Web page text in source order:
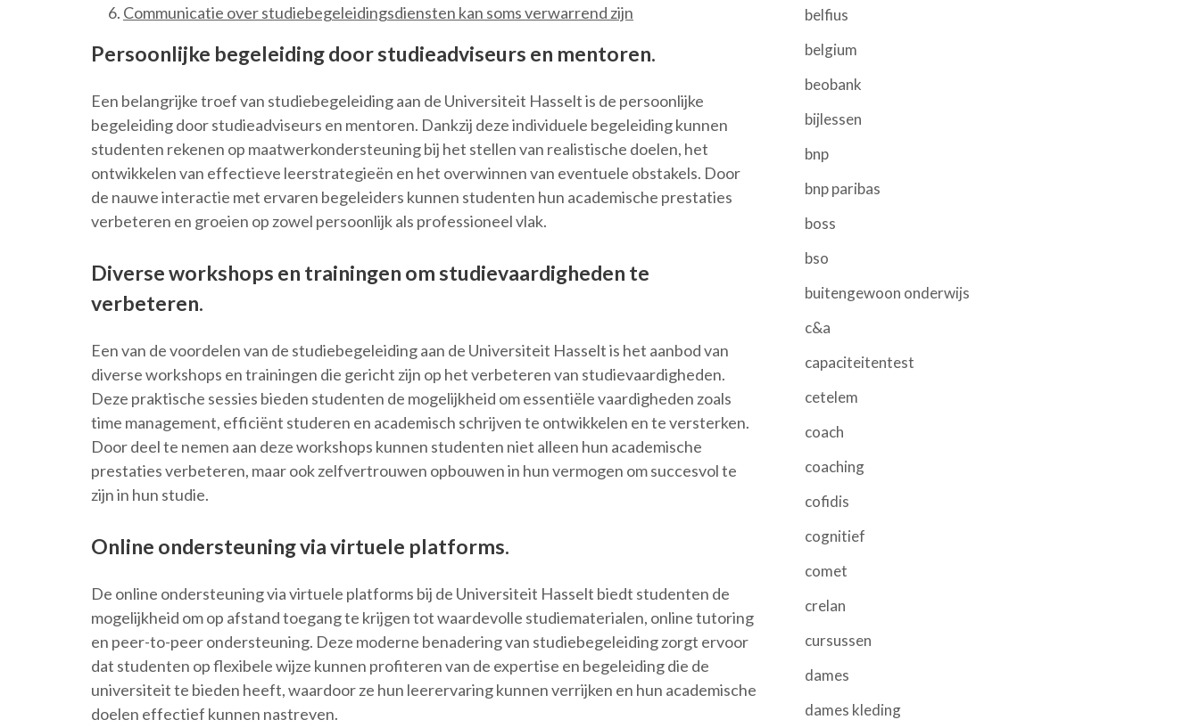
Communicatie over studiebegeleidingsdiensten kan soms verwarrend zijn
Persoonlijke begeleiding door studieadviseurs en mentoren.
Een belangrijke troef van studiebegeleiding aan de Universiteit Hasselt is de persoonlijke
begeleiding door studieadviseurs en mentoren. Dankzij deze individuele begeleiding kunnen
studenten rekenen op maatwerkondersteuning bij het stellen van realistische doelen, het
ontwikkelen van effectieve leerstrategieën en het overwinnen van eventuele obstakels. Door
de nauwe interactie met ervaren begeleiders kunnen studenten hun academische prestaties
verbeteren en groeien op zowel persoonlijk als professioneel vlak.
Diverse workshops en trainingen om studievaardigheden te
verbeteren.
Een van de voordelen van de studiebegeleiding aan de Universiteit Hasselt is het aanbod van
diverse workshops en trainingen die gericht zijn op het verbeteren van studievaardigheden.
Deze praktische sessies bieden studenten de mogelijkheid om essentiële vaardigheden zoals
time management, efficiënt studeren en academisch schrijven te ontwikkelen en te versterken.
Door deel te nemen aan deze workshops kunnen studenten niet alleen hun academische
prestaties verbeteren, maar ook zelfvertrouwen opbouwen in hun vermogen om succesvol te
zijn in hun studie.
Online ondersteuning via virtuele platforms.
De online ondersteuning via virtuele platforms bij de Universiteit Hasselt biedt studenten de
mogelijkheid om op afstand toegang te krijgen tot waardevolle studiematerialen, online tutoring
en peer-to-peer ondersteuning. Deze moderne benadering van studiebegeleiding zorgt ervoor
dat studenten op flexibele wijze kunnen profiteren van de expertise en begeleiding die de
universiteit te bieden heeft, waardoor ze hun leerervaring kunnen verrijken en hun academische
doelen effectief kunnen nastreven.
belfius
belgium
beobank
bijlessen
bnp
bnp paribas
boss
bso
buitengewoon onderwijs
c&a
capaciteitentest
cetelem
coach
coaching
cofidis
cognitief
comet
crelan
cursussen
dames
dames kleding